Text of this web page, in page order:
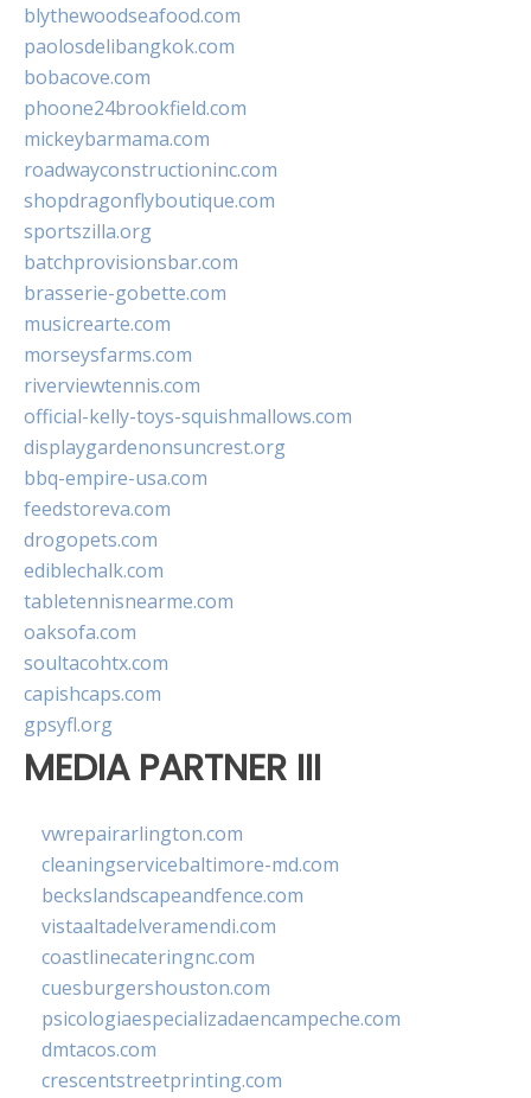
blythewoodseafood.com
paolosdelibangkok.com
bobacove.com
phoone24brookfield.com
mickeybarmama.com
roadwayconstructioninc.com
shopdragonflyboutique.com
sportszilla.org
batchprovisionsbar.com
brasserie-gobette.com
musicrearte.com
morseysfarms.com
riverviewtennis.com
official-kelly-toys-squishmallows.com
displaygardenonsuncrest.org
bbq-empire-usa.com
feedstoreva.com
drogopets.com
ediblechalk.com
tabletennisnearme.com
oaksofa.com
soultacohtx.com
capishcaps.com
gpsyfl.org
MEDIA PARTNER III
vwrepairarlington.com
cleaningservicebaltimore-md.com
beckslandscapeandfence.com
vistaaltadelveramendi.com
coastlinecateringnc.com
cuesburgershouston.com
psicologiaespecializadaencampeche.com
dmtacos.com
crescentstreetprinting.com